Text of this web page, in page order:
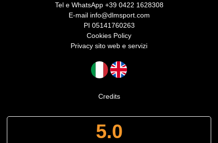
Tel e WhatsApp +39 0422 1628308
E-mail info@dlmsport.com
PI 05141760263
Cookies Policy
Privacy sito web e servizi
Credits
5.0